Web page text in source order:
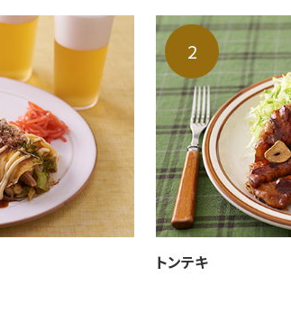
トンテキ